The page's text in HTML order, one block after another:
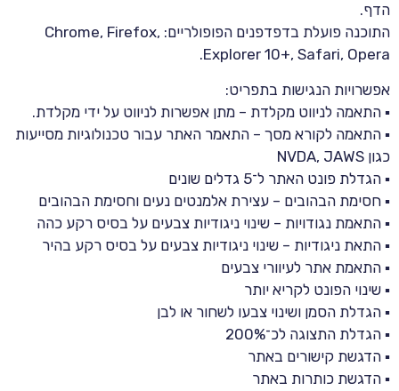
הדף.
התוכנה פועלת בדפדפנים הפופולריים: Chrome, Firefox,
Explorer 10+, Safari, Opera.
אפשרויות הנגישות בתפריט:
▪ התאמה לניווט מקלדת – מתן אפשרות לניווט על ידי מקלדת.
▪ התאמה לקורא מסך – התאמר האתר עבור טכנולוגיות מסייעות
כגון NVDA, JAWS
▪ הגדלת פונט האתר ל־5 גדלים שונים
▪ חסימת הבהובים – עצירת אלמנטים נעים וחסימת הבהובים
▪ התאמת נגודויות – שינוי ניגודיות צבעים על בסיס רקע כהה
▪ התאת ניגודיות – שינוי ניגודיות צבעים על בסיס רקע בהיר
▪ התאמת אתר לעיוורי צבעים
▪ שינוי הפונט לקריא יותר
▪ הגדלת הסמן ושינוי צבעו לשחור או לבן
▪ הגדלת התצוגה לכ־200%
▪ הדגשת קישורים באתר
▪ הדגשת כותרות באתר